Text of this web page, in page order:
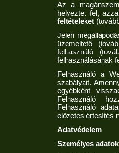
Az a
helyeztet fel,
feltételeket
Jelen
üzemeltető
felhasználó
felhasználásának
Felhasználó a
szabályait.
egyébként
Felhasználó
Felhasználó
előzetes értesítés
Adatvédelem
Személyes